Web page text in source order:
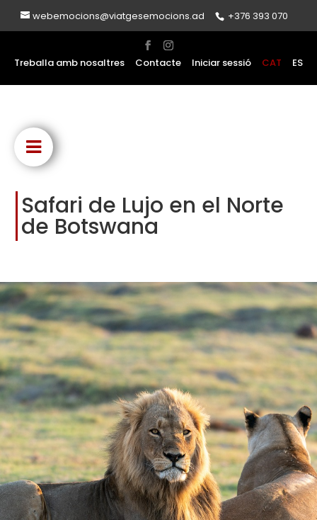
webemocions@viatgesemocions.ad +376 393 070
Treballa amb nosaltres Contacte Iniciar sessió CAT ES
Safari de Lujo en el Norte
de Botswana